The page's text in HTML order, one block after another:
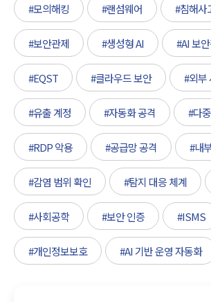
#모의해킹 #랜섬웨어 #침해사
#보안관제 #생성형 AI #AI 보
#EQST #클라우드 보안 #외부
#유출 계정 #자동화 공격 #다
#RDP 악용 #공급망 공격 #내
#감염 범위 확인 #탐지 대응 체계
#사회공학 #보안 인증 #ISMS
#개인정보보호 #AI 기반 운영 자동화